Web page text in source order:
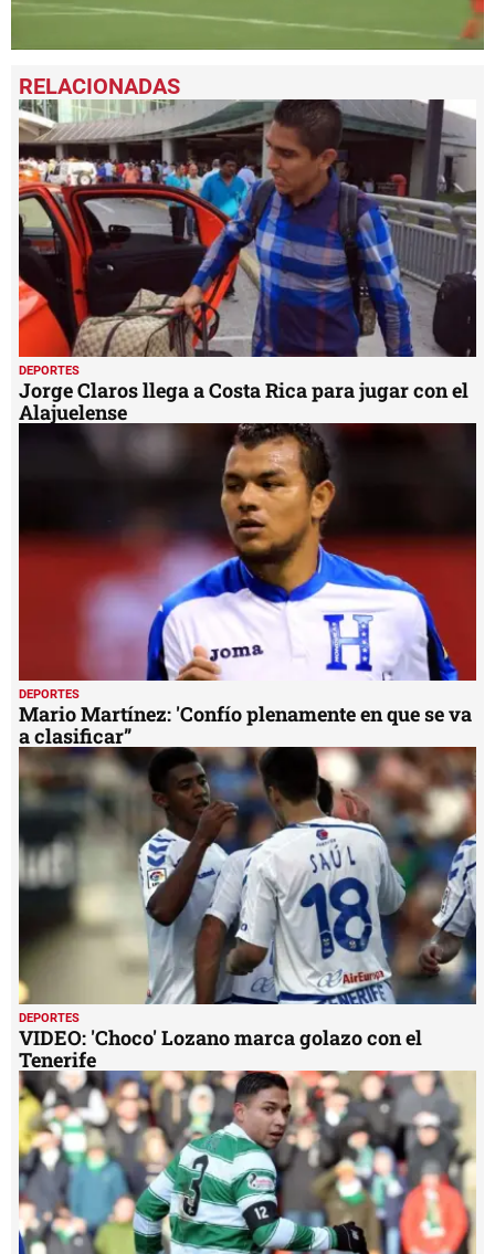
seconds
of
2
minutes,
3
seconds
DEPORTES
Jorge Claros llega a Costa Rica para jugar con el
Alajuelense
DEPORTES
Mario Martínez: 'Confío plenamente en que se va
a clasificar”
DEPORTES
VIDEO: 'Choco' Lozano marca golazo con el
Tenerife